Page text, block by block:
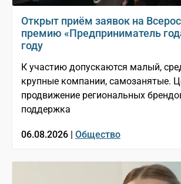
Открыт приём заявок на
премию «Предприниматель
году
К участию допускаются малый,
крупные компании, самозанятые.
продвижение региональных
поддержка
06.08.2026 | Общество